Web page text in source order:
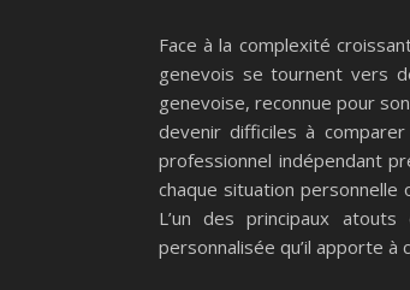
Face à la complexité
genevois se tournent vers
genevoise, reconnue pour
devenir difficiles à comparer
professionnel indépendant
chaque situation
L’un des principaux
personnalisée qu’il apporte